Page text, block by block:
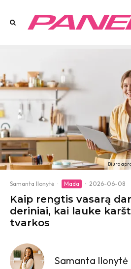
Biuro
Samanta Ilonytė · Mada · 2026-06-08
Kaip rengtis vasarą
deriniai, kai lauke
tvarkos
Samanta Ilonytė